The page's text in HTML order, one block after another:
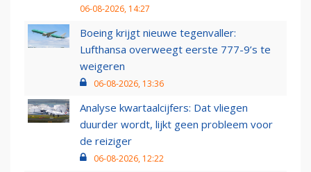
06-08-2026, 14:27
Boeing krijgt nieuwe tegenvaller:
Lufthansa overweegt eerste 777-9’s te
weigeren
06-08-2026, 13:36
Analyse kwartaalcijfers: Dat vliegen
duurder wordt, lijkt geen probleem voor
de reiziger
06-08-2026, 12:22